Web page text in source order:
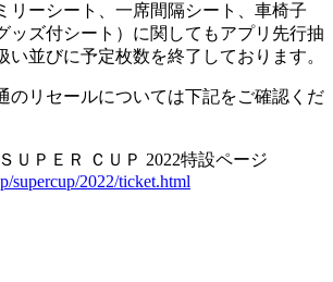
リーシート、一席間隔シート、車椅子
ッズ付シート）に関してもアプリ先行抽
い並びに予定枚数を終了しております。
のリセールについては下記をご確認くだ
ＵＰＥＲ ＣＵＰ 2022特設ページ
supercup/2022/ticket.html